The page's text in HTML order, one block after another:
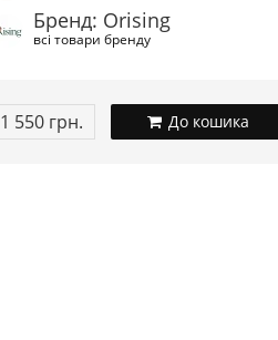
Бренд: Orising
всі товари бренду
1 550 грн. До кошика